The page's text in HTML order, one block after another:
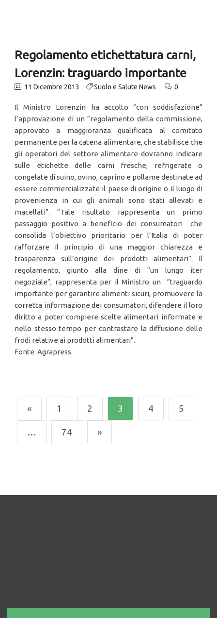
Regolamento etichettatura carni,
Lorenzin: traguardo importante
11 Dicembre 2013 Suolo e Salute News 0
Il Ministro Lorenzin ha accolto “con soddisfazione”
l’approvazione di un “regolamento della commissione,
approvato a maggioranza qualificata al comitato
permanente per la catena alimentare, che stabilisce che
gli operatori del settore alimentare dovranno indicare
sulle etichette delle carni fresche, refrigerate o
congelate di suino, ovino, caprino e pollame destinate ad
essere commercializzate il paese di origine o il luogo di
provenienza in cui gli animali sono stati allevati e
macellati”. “Tale risultato rappresenta un primo
passaggio positivo a beneficio dei consumatori che
consolida l’obiettivo prioritario per l’Italia di poter
rafforzare il principio di una maggior chiarezza e
trasparenza sull’origine dei prodotti alimentari”. Il
regolamento, giunto alla dine di “un lungo iter
negoziale”, rappresenta per il Ministro un “traguardo
importante per garantire alimenti sicuri, promuovere la
corretta informazione dei consumatori, difendere il loro
diritto a poter compiere scelte alimentari informate e
nello stesso tempo per contrastare la diffusione delle
frodi relative ai prodotti alimentari”.
Fonte: Agrapress
« 1 2 3 4 5
… 74 »